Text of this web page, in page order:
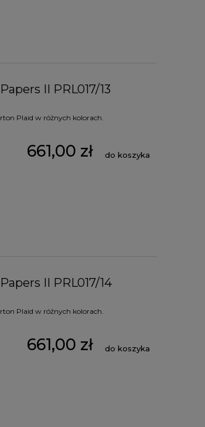
II PRL017/13
Plaid w różnych kolorach.
661,00 zł do koszyka
II PRL017/14
Plaid w różnych kolorach.
661,00 zł do koszyka